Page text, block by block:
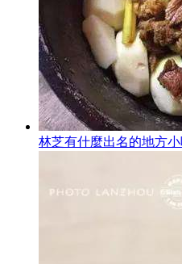
林芝有什麼出名的地方